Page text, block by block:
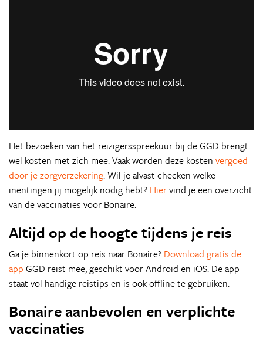
Het bezoeken van het reizigersspreekuur bij de GGD brengt
wel kosten met zich mee. Vaak worden deze kosten vergoed
door je zorgverzekering. Wil je alvast checken welke
inentingen jij mogelijk nodig hebt? Hiervind je een overzicht
van de vaccinaties voor Bonaire.
Altijd op de hoogte tijdens je reis
Ga je binnenkort op reis naar Bonaire? Download gratis de
app GGD reist mee, geschikt voor Android en iOS. De app
staat vol handige reistips en is ook offline te gebruiken.
Bonaire aanbevolen en verplichte
vaccinaties